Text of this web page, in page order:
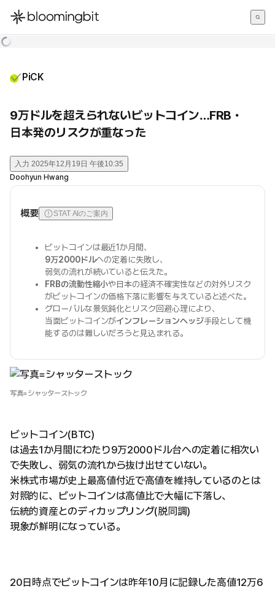
한국어
PiCK
9万ドルを超えられないビットコイン…FRB・
日本発のリスクが重なった
入力 2025年12月19日 午後10:35
Doohyun Hwang
概要 STAT AIのご案内
ビットコインは最近1か月間、
9万2000ドルへの定着に失敗し、
弱気の流れが続いていると伝えた。
FRBの流動性縮小や日本の経済不確実性などの対外リスク
がビットコインの価格下落に影響を与えていると述べた。
グローバルな景気鈍化とリスク回避心理により、
当面ビットコインがインフレーションヘッジ手段として機
能するのは難しいだろうと見込まれる。
写真=シャッターストック
ビットコイン(BTC)
は過去1か月間にわたり9万2000ドル台への定着に相次い
で失敗し、弱気の流れから抜け出せていない。
米株式市場が史上最高値付近で高値を維持しているのとは
対照的に、ビットコインは高値比で大幅に下落し、
伝統的資産とのディカップリング(脱同調)
現象が鮮明になっている。
20日時点でビットコインは昨年10月に記録した高値12万6